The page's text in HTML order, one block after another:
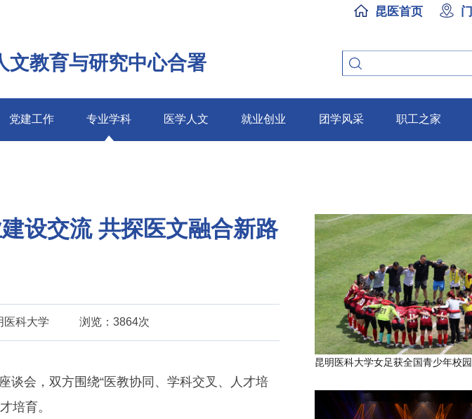
昆医首页
文教育与研究中心合署
党建工作 专业学科 医学人文 就业创业 团学风采 职工之家
设交流 共探医文融合新路
医科大学 浏览：3864次
谈会，双方围绕“医教协同、学科交叉、人才培
培育。